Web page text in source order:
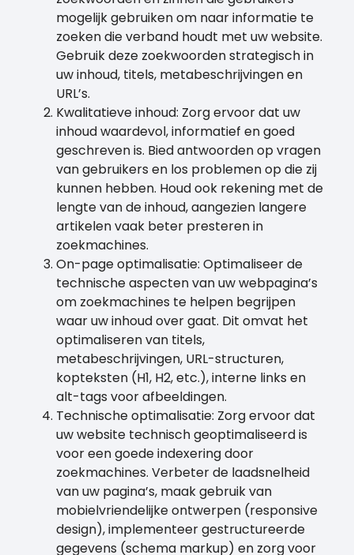
mogelijk gebruiken om naar informatie te
zoeken die verband houdt met uw website.
Gebruik deze zoekwoorden strategisch in
uw inhoud, titels, metabeschrijvingen en
URL’s.
Kwalitatieve inhoud: Zorg ervoor dat uw
inhoud waardevol, informatief en goed
geschreven is. Bied antwoorden op vragen
van gebruikers en los problemen op die zij
kunnen hebben. Houd ook rekening met de
lengte van de inhoud, aangezien langere
artikelen vaak beter presteren in
zoekmachines.
On-page optimalisatie: Optimaliseer de
technische aspecten van uw webpagina’s
om zoekmachines te helpen begrijpen
waar uw inhoud over gaat. Dit omvat het
optimaliseren van titels,
metabeschrijvingen, URL-structuren,
kopteksten (H1, H2, etc.), interne links en
alt-tags voor afbeeldingen.
Technische optimalisatie: Zorg ervoor dat
uw website technisch geoptimaliseerd is
voor een goede indexering door
zoekmachines. Verbeter de laadsnelheid
van uw pagina’s, maak gebruik van
mobielvriendelijke ontwerpen (responsive
design), implementeer gestructureerde
gegevens (schema markup) en zorg voor